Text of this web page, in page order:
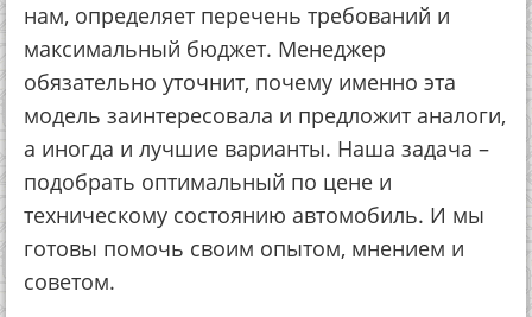
нам, определяет перечень требований и
максимальный бюджет. Менеджер
обязательно уточнит, почему именно эта
модель заинтересовала и предложит аналоги,
а иногда и лучшие варианты. Наша задача –
подобрать оптимальный по цене и
техническому состоянию автомобиль. И мы
готовы помочь своим опытом, мнением и
советом.